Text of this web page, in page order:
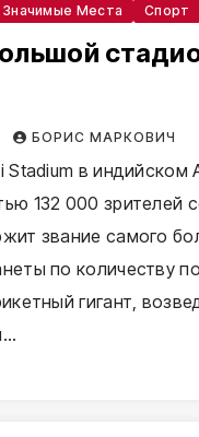
Места Спорт
БОРИС МАРКОВИЧ
Stadium в индийском
132 000 зрителей
звание самого
по количеству
гигант,